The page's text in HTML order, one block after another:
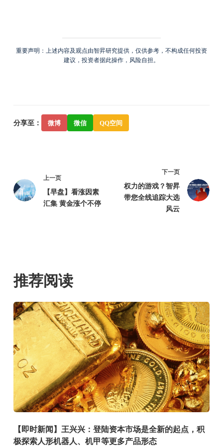
重要声明：上述内容及观点由智昇研究提供，仅供参考，不构成任何投资
建议，投资者据此操作，风险自担。
分享至： 微博 微信 QQ空间
上一页
【早盘】看涨因素
汇集 黄金涨个不停
下一页
权力的游戏？智昇
带您全线追踪大选
风云
推荐阅读
【即时新闻】王兴兴：登陆资本市场是全新的起点，积
极探索人形机器人、机甲等更多产品形态